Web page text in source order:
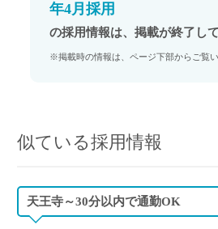
年4月採用
の採用情報は、掲載が終了して
※掲載時の情報は、ページ下部からご覧い
似ている採用情報
天王寺～30分以内で通勤OK